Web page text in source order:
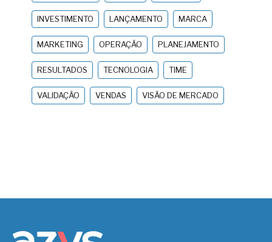
INVESTIMENTO LANÇAMENTO MARCA
MARKETING OPERAÇÃO PLANEJAMENTO
RESULTADOS TECNOLOGIA TIME
VALIDAÇÃO VENDAS VISÃO DE MERCADO